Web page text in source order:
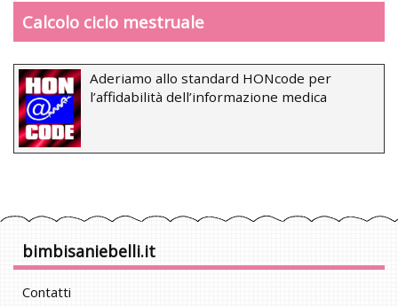
Calcolo ciclo mestruale
Aderiamo allo standard HONcode per
l’affidabilità dell’informazione medica
bimbisaniebelli.it
Contatti